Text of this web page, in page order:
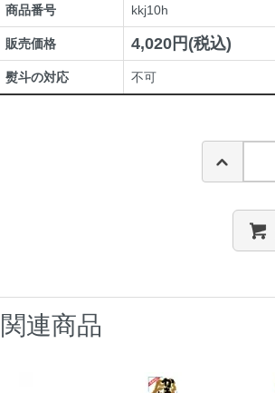
商品番号 kkj10h
販売価格 4,020円(税込)
熨斗の対応 不可
関連商品